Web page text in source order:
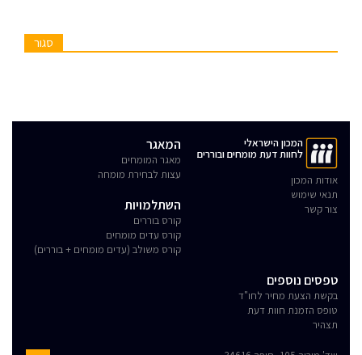
סגור
המכון הישראלי
לחוות דעת מומחים ובוררים
אודות המכון
תנאי שימוש
צור קשר
המאגר
מאגר המומחים
עצות לבחירת מומחה
השתלמויות
קורס בוררים
קורס עדים מומחים
קורס משולב (עדים מומחים + בוררים)
טפסים נוספים
בקשת הצעת מחיר לחו"ד
טופס הזמנת חוות דעת
תצהיר